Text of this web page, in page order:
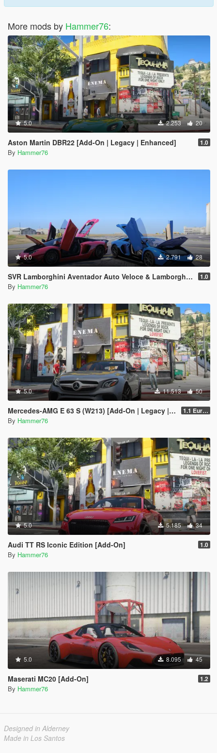
More mods by Hammer76:
5.0 2.253 20
Aston Martin DBR22 [Add-On | Legacy | Enhanced] 1.0
By Hammer76
5.0 2.791 28
SVR Lamborghini Aventador Auto Veloce & Lamborghini Aventador LP780-4 Ultimae [Add-On | Legacy | Enhanced] 1.0
By Hammer76
5.0 11.513 50
Mercedes-AMG E 63 S (W213) [Add-On | Legacy | Enhanced] 1.1 European Plates
By Hammer76
5.0 5.185 34
Audi TT RS Iconic Edition [Add-On] 1.0
By Hammer76
5.0 8.095 45
Maserati MC20 [Add-On] 1.2
By Hammer76
Designed in Alderney
Made in Los Santos